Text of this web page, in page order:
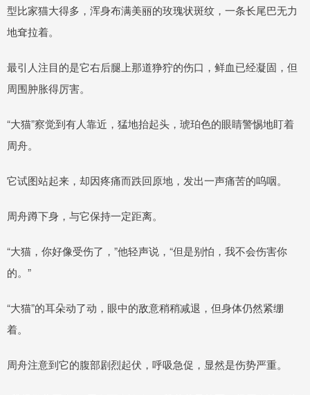
型比家猫大得多，浑身布满美丽的玫瑰状斑纹，一条长尾巴无力
地耷拉着。
最引人注目的是它右后腿上那道狰狞的伤口，鲜血已经凝固，但
周围肿胀得厉害。
“大猫”察觉到有人靠近，猛地抬起头，琥珀色的眼睛警惕地盯着
周舟。
它试图站起来，却因疼痛而跌回原地，发出一声痛苦的呜咽。
周舟蹲下身，与它保持一定距离。
“大猫，你好像受伤了，”他轻声说，“但是别怕，我不会伤害你
的。”
“大猫”的耳朵动了动，眼中的敌意稍稍减退，但身体仍然紧绷
着。
周舟注意到它的腹部剧烈起伏，呼吸急促，显然是伤势严重。